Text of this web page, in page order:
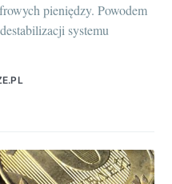
pieniędzy. Powodem
systemu